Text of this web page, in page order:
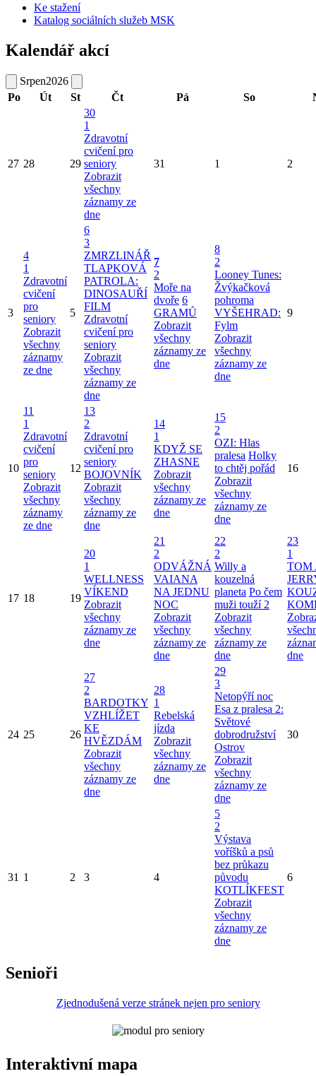
Ke stažení
Katalog sociálních služeb MSK
Kalendář akcí
Srpen2026
Po
Út St Čt Pá So
27 28 29
30
1
Zdravotní
cvičení pro
seniory
Zobrazit
všechny
záznamy ze
dne
31 1 2
3
4
1
Zdravotní
cvičení
pro
seniory
Zobrazit
všechny
záznamy
ze dne
5
6
3
ZMRZLINÁŘ
TLAPKOVÁ
PATROLA:
DINOSAUŘÍ
FILM
Zdravotní
cvičení pro
seniory
Zobrazit
všechny
záznamy ze
dne
7
2
Moře na
dvoře 6
GRAMŮ
Zobrazit
všechny
záznamy ze
dne
8
2
Looney Tunes:
Žvýkačková
pohroma
VYŠEHRAD:
Fylm
Zobrazit
všechny
záznamy ze
dne
9
10
11
1
Zdravotní
cvičení
pro
seniory
Zobrazit
všechny
záznamy
ze dne
12
13
2
Zdravotní
cvičení pro
seniory
BOJOVNÍK
Zobrazit
všechny
záznamy ze
dne
14
1
KDYŽ SE
ZHASNE
Zobrazit
všechny
záznamy ze
dne
15
2
OZI: Hlas
pralesa Holky
to chtěj pořád
Zobrazit
všechny
záznamy ze
dne
16
17 18 19
20
1
WELLNESS
VÍKEND
Zobrazit
všechny
záznamy ze
dne
21
2
ODVÁŽNÁ
VAIANA
NA JEDNU
NOC
Zobrazit
všechny
záznamy ze
dne
22
2
Willy a
kouzelná
planeta Po čem
muži touží 2
Zobrazit
všechny
záznamy ze
dne
23
1
TOM
dne
24 25 26
27
2
BARDOTKY
VZHLÍŽET
KE
HVĚZDÁM
Zobrazit
všechny
záznamy ze
dne
28
1
Rebelská
jízda
Zobrazit
všechny
záznamy ze
dne
29
3
Netopýří noc
Esa z pralesa 2:
Světové
dobrodružství
Ostrov
Zobrazit
všechny
záznamy ze
dne
30
31 1 2 3 4
5
2
Výstava
voříšků a psů
bez průkazu
původu
KOTLÍKFEST
Zobrazit
všechny
záznamy ze
dne
6
Senioři
Zjednodušená verze stránek nejen pro seniory
Interaktivní mapa